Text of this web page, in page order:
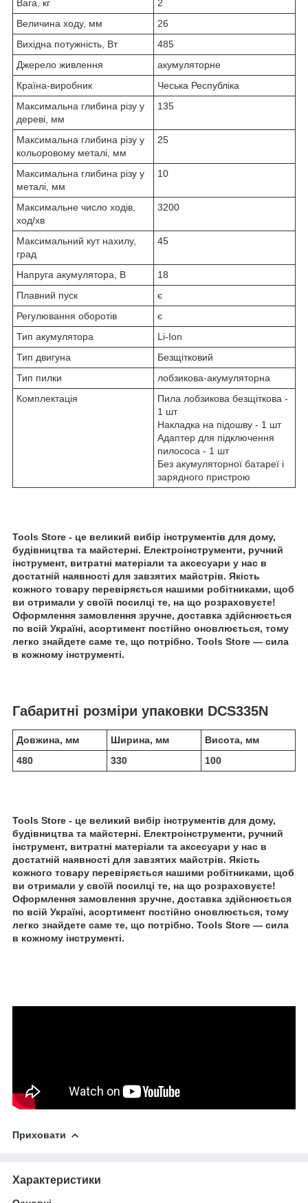
Вага, кг
2
Величина ходу, мм
26
Вихідна потужність, Вт
485
Джерело живлення
акумуляторне
Країна-виробник
Чеська Республіка
Максимальна глибина різу у
дереві, мм
135
Максимальна глибина різу у
кольоровому металі, мм
25
Максимальна глибина різу у
металі, мм
10
Максимальне число ходів,
ход/хв
3200
Максимальний кут нахилу,
град
45
Напруга акумулятора, В
18
Плавний пуск
є
Регулювання оборотів
є
Тип акумулятора
Li-Ion
Тип двигуна
Безщітковий
Тип пилки
лобзикова-акумуляторна
Комплектація
Пила лобзикова безщіткова -
1 шт
Накладка на підошву - 1 шт
Адаптер для підключення
пилососа - 1 шт
Без акумуляторної батареї і
зарядного пристрою
Tools Store - це великий вибір інструментів для дому,
будівництва та майстерні. Електроінструменти, ручний
інструмент, витратні матеріали та аксесуари у нас в
достатній наявності для завзятих майстрів. Якість
кожного товару перевіряється нашими робітниками, щоб
ви отримали у своїй посилці те, на що розраховуєте!
Оформлення замовлення зручне, доставка здійснюється
по всій Україні, асортимент постійно оновлюється, тому
легко знайдете саме те, що потрібно. Tools Store — сила
в кожному інструменті.
Габаритні розміри упаковки DCS335N
Довжина, мм Ширина, мм
Висота, мм
480
330 100
Tools Store - це великий вибір інструментів для дому,
будівництва та майстерні. Електроінструменти, ручний
інструмент, витратні матеріали та аксесуари у нас в
достатній наявності для завзятих майстрів. Якість
кожного товару перевіряється нашими робітниками, щоб
ви отримали у своїй посилці те, на що розраховуєте!
Оформлення замовлення зручне, доставка здійснюється
по всій Україні, асортимент постійно оновлюється, тому
легко знайдете саме те, що потрібно. Tools Store — сила
в кожному інструменті.
Приховати
Характеристики